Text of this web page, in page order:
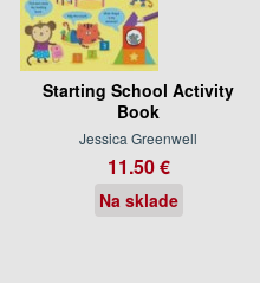
Starting School Activity
Book
Jessica Greenwell
11.50 €
Na sklade